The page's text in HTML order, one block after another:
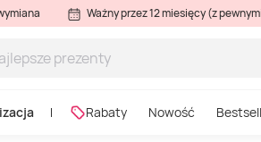
Ważny przez 12 miesięcy (z
Rabaty Nowość